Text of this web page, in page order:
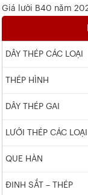
Giá lưới B40 năm
DÂY THÉP CÁC LOẠI
THÉP HÌNH
DÂY THÉP GAI
LƯỚI THÉP CÁC LOẠI
QUE HÀN
ĐINH SẮT – THÉP